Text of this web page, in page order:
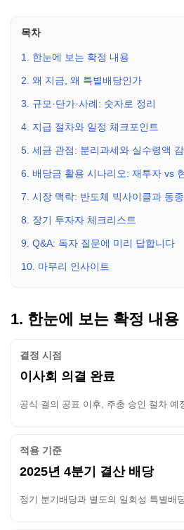
목차
1. 한눈에 보는 확정 내용
2. 왜 지금, 왜 특별배당인가
3. 규모·단가·사례: 숫자로 정리
4. 지급 절차와 일정 체크포인트
5. 세금 관점: 분리과세와 실수령액
6. 배당금 활용 시나리오: 재투자 vs
7. 시장 맥락: 반도체 빅사이클과 동
8. 장기 투자자 체크리스트
9. Q&A: 독자 질문에 미리 답합니다
10. 마무리 인사이트
1. 한눈에 보는 확정 내용
결정 시점
이사회 의결 완료
공식 결의 공표 이후, 주총 승인 절차 예
적용 기준
2025년 4분기 결산 배당
정기 분기배당과 별도의 일회성 특별배